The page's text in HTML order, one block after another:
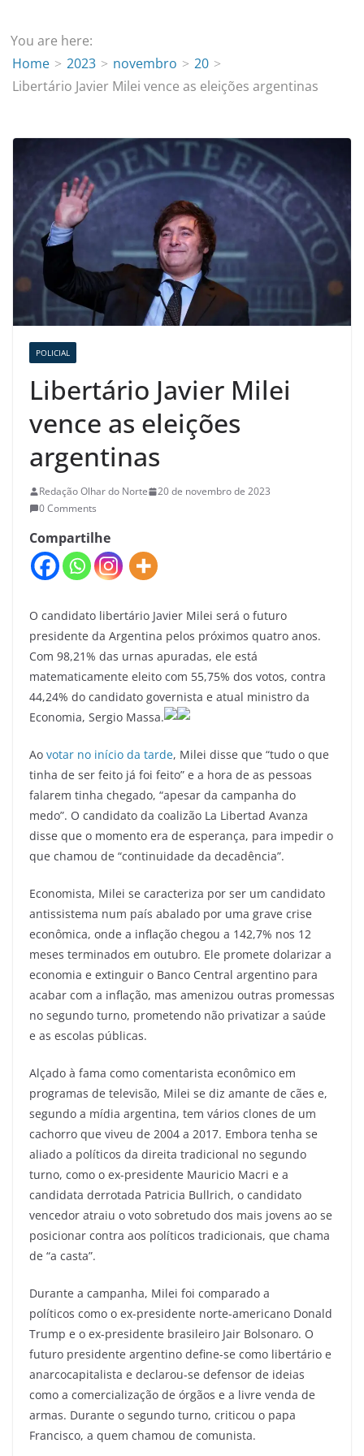
You are here:
Home
2023 novembro
20
Libertário Javier Milei vence as eleições argentinas
POLICIAL
Libertário Javier Milei
vence as eleições
argentinas
Redação Olhar do Norte
20 de novembro de 2023
0 Comments
Compartilhe
O candidato libertário Javier Milei será o futuro
presidente da Argentina pelos próximos quatro anos.
Com 98,21% das urnas apuradas, ele está
matematicamente eleito com 55,75% dos votos, contra
44,24% do candidato governista e atual ministro da
Economia, Sergio Massa.
Ao votar no início da tarde, Milei disse que “tudo o que
tinha de ser feito já foi feito” e a hora de as pessoas
falarem tinha chegado, “apesar da campanha do
medo”. O candidato da coalizão La Libertad Avanza
disse que o momento era de esperança, para impedir o
que chamou de “continuidade da decadência”.
Economista, Milei se caracteriza por ser um candidato
antissistema num país abalado por uma grave crise
econômica, onde a inflação chegou a 142,7% nos 12
meses terminados em outubro. Ele promete dolarizar a
economia e extinguir o Banco Central argentino para
acabar com a inflação, mas amenizou outras promessas
no segundo turno, prometendo não privatizar a saúde
e as escolas públicas.
Alçado à fama como comentarista econômico em
programas de televisão, Milei se diz amante de cães e,
segundo a mídia argentina, tem vários clones de um
cachorro que viveu de 2004 a 2017. Embora tenha se
aliado a políticos da direita tradicional no segundo
turno, como o ex-presidente Mauricio Macri e a
candidata derrotada Patricia Bullrich, o candidato
vencedor atraiu o voto sobretudo dos mais jovens ao se
posicionar contra aos políticos tradicionais, que chama
de “a casta”.
Durante a campanha, Milei foi comparado a
políticos como o ex-presidente norte-americano Donald
Trump e o ex-presidente brasileiro Jair Bolsonaro. O
futuro presidente argentino define-se como libertário e
anarcocapitalista e declarou-se defensor de ideias
como a comercialização de órgãos e a livre venda de
armas. Durante o segundo turno, criticou o papa
Francisco, a quem chamou de comunista.